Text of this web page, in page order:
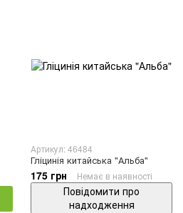
Артикул: 46484
Гліцинія китайська "Альба"
175 грн Немає в наявності
Повідомити про
надходження